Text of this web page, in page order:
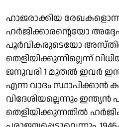
ഹാജരാക്കിയ
ഹര്‍ജിക്കാരന്റെയോ
പൂര്‍വികരുടെയോ
തെളിയിക്കുന്നില്ലെന്ന്
ജനുവരി 1 മുതല്‍ ഇവര്‍
എന്ന വാദം സ്ഥാപിക്കാന്‍
വിദേശിയല്ലെന്നും
തെളിയിക്കുന്നതില്‍